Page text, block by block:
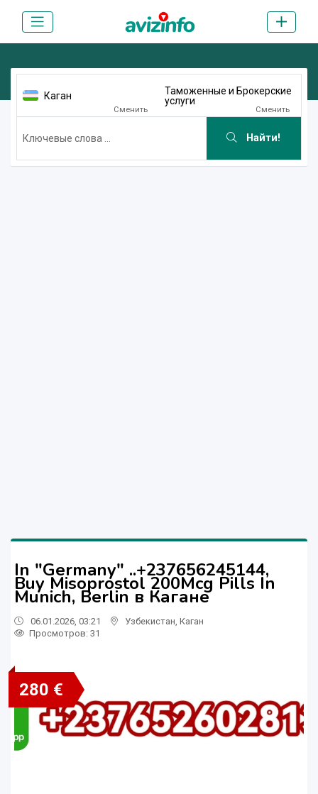
Каган
Сменить
Таможенные и Брокерские
услуги
Сменить
Найти!
In "Germany" ..+237656245144,
Buy Misoprostol 200Mcg Pills In
Munich, Berlin в Кагане
06.01.2026, 03:21 Узбекистан Каган
Просмотров: 31
280 €